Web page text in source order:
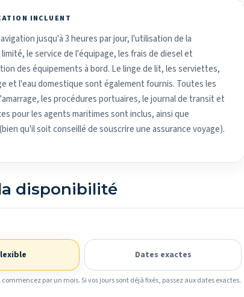
INCLUENT
jusqu'à 3 heures par jour, l'utilisation de la
le service de l'équipage, les frais de diesel et
des équipements à bord. Le linge de lit, les serviettes,
et l'eau domestique sont également fournis. Toutes les
les procédures portuaires, le journal de transit et
pour les agents maritimes sont inclus, ainsi que
qu'il soit conseillé de souscrire une assurance voyage).
disponibilité
Dates exactes
par un mois. Si vos jours sont déjà fixés, passez aux dates exactes.